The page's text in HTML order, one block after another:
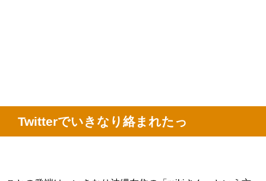
Twitterでいきなり絡まれたっ